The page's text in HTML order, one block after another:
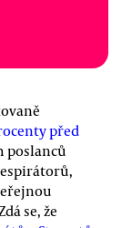
před
poslanců
se, že